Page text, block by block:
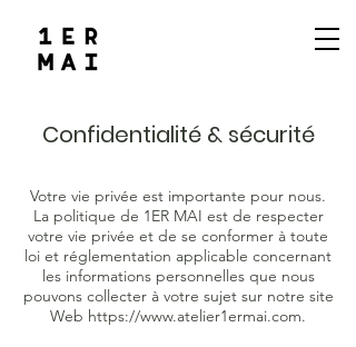
Confidentialité & sécurité
Votre vie privée est importante pour nous.
La politique de 1ER MAI est de respecter
votre vie privée et de se conformer à toute
loi et réglementation applicable concernant
les informations personnelles que nous
pouvons collecter à votre sujet sur notre site
Web https://www.atelier1ermai.com.